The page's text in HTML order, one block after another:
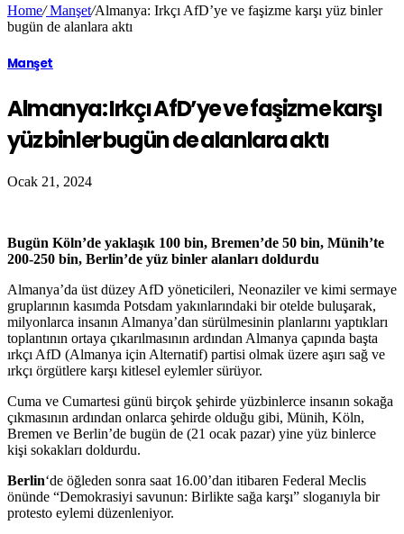
Home/Manşet/Almanya: Irkçı AfD’ye ve faşizme karşı yüz binler
bugün de alanlara aktı
Manşet
Almanya: Irkçı AfD’ye ve faşizme karşı
yüz binler bugün de alanlara aktı
Ocak 21, 2024
Bugün Köln’de yaklaşık 100 bin, Bremen’de 50 bin, Münih’te
200-250 bin, Berlin’de yüz binler alanları doldurdu
Almanya’da üst düzey AfD yöneticileri, Neonaziler ve kimi sermaye
gruplarının kasımda Potsdam yakınlarındaki bir otelde buluşarak,
milyonlarca insanın Almanya’dan sürülmesinin planlarını yaptıkları
toplantının ortaya çıkarılmasının ardından Almanya çapında başta
ırkçı AfD (Almanya için Alternatif) partisi olmak üzere aşırı sağ ve
ırkçı örgütlere karşı kitlesel eylemler sürüyor.
Cuma ve Cumartesi günü birçok şehirde yüzbinlerce insanın sokağa
çıkmasının ardından onlarca şehirde olduğu gibi, Münih, Köln,
Bremen ve Berlin’de bugün de (21 ocak pazar) yine yüz binlerce
kişi sokakları doldurdu.
Berlin‘de öğleden sonra saat 16.00’dan itibaren Federal Meclis
önünde “Demokrasiyi savunun: Birlikte sağa karşı” sloganıyla bir
protesto eylemi düzenleniyor.